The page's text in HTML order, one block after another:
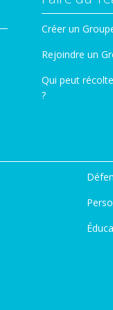
Créer un
Rejoindre un
Qui peut
?